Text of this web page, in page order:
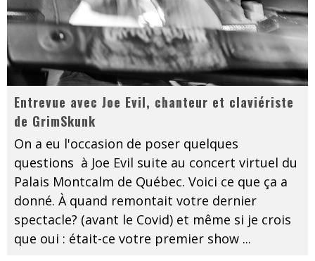
Entrevue avec Joe Evil, chanteur et claviériste
de GrimSkunk
On a eu l'occasion de poser quelques
questions à Joe Evil suite au concert virtuel du
Palais Montcalm de Québec. Voici ce que ça a
donné. À quand remontait votre dernier
spectacle? (avant le Covid) et même si je crois
que oui : était-ce votre premier show ...